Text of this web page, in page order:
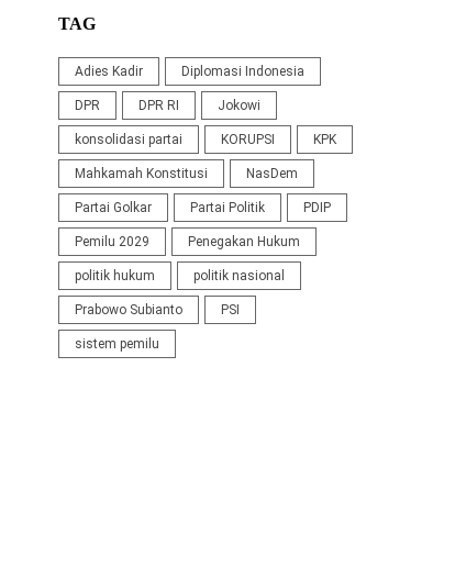
TAG
Adies Kadir Diplomasi Indonesia
DPR DPR RI Jokowi
konsolidasi partai KORUPSI KPK
Mahkamah Konstitusi NasDem
Partai Golkar Partai Politik PDIP
Pemilu 2029 Penegakan Hukum
politik hukum politik nasional
Prabowo Subianto PSI
sistem pemilu